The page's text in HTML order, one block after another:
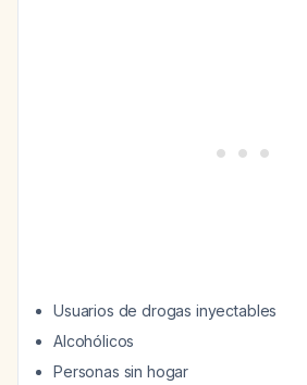
Usuarios de drogas inyectables
Alcohólicos
Personas sin hogar